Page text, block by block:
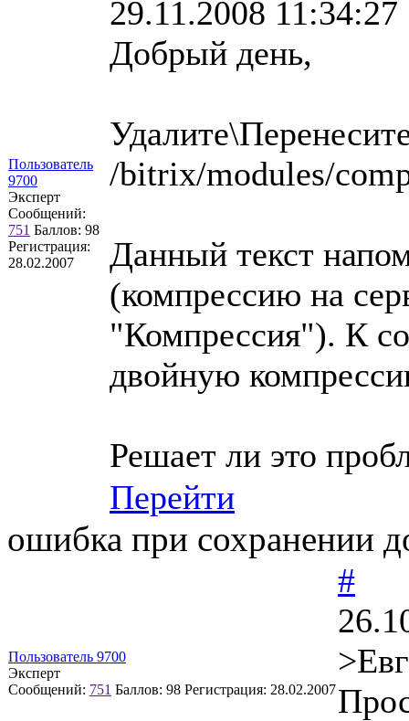
Пользователь
9700
Эксперт
Сообщений:
751 Баллов: 98
Регистрация:
28.02.2007
29.11.2008 11:34:27
Добрый день,
/bitrix/modules/
Данный текст
(компрессию на
"Компрессия"). К
двойную
Решает ли это
Перейти
ошибка при сохранении
Пользователь 9700
Эксперт
Сообщений: 751 Баллов: 98 Регистрация: 28.02.2007
#